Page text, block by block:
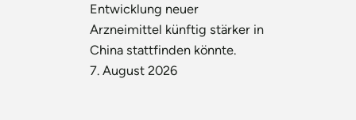
Entwicklung neuer
Arzneimittel künftig stärker in
China stattfinden könnte.
7. August 2026